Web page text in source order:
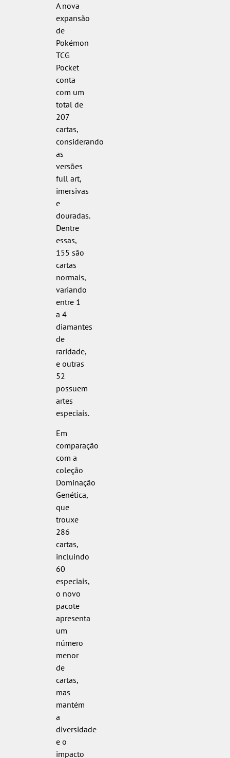
A nova
expansão
de
Pokémon
TCG
Pocket
conta
com um
total de
207
cartas,
considerando
as
versões
full art,
imersivas
e
douradas.
Dentre
essas,
155 são
cartas
normais,
variando
entre 1
a 4
diamantes
de
raridade,
e outras
52
possuem
artes
especiais.
Em
comparação
com a
coleção
Dominação
Genética,
que
trouxe
286
cartas,
incluindo
60
especiais,
o novo
pacote
apresenta
um
número
menor
de
cartas,
mas
mantém
a
diversidade
e o
impacto